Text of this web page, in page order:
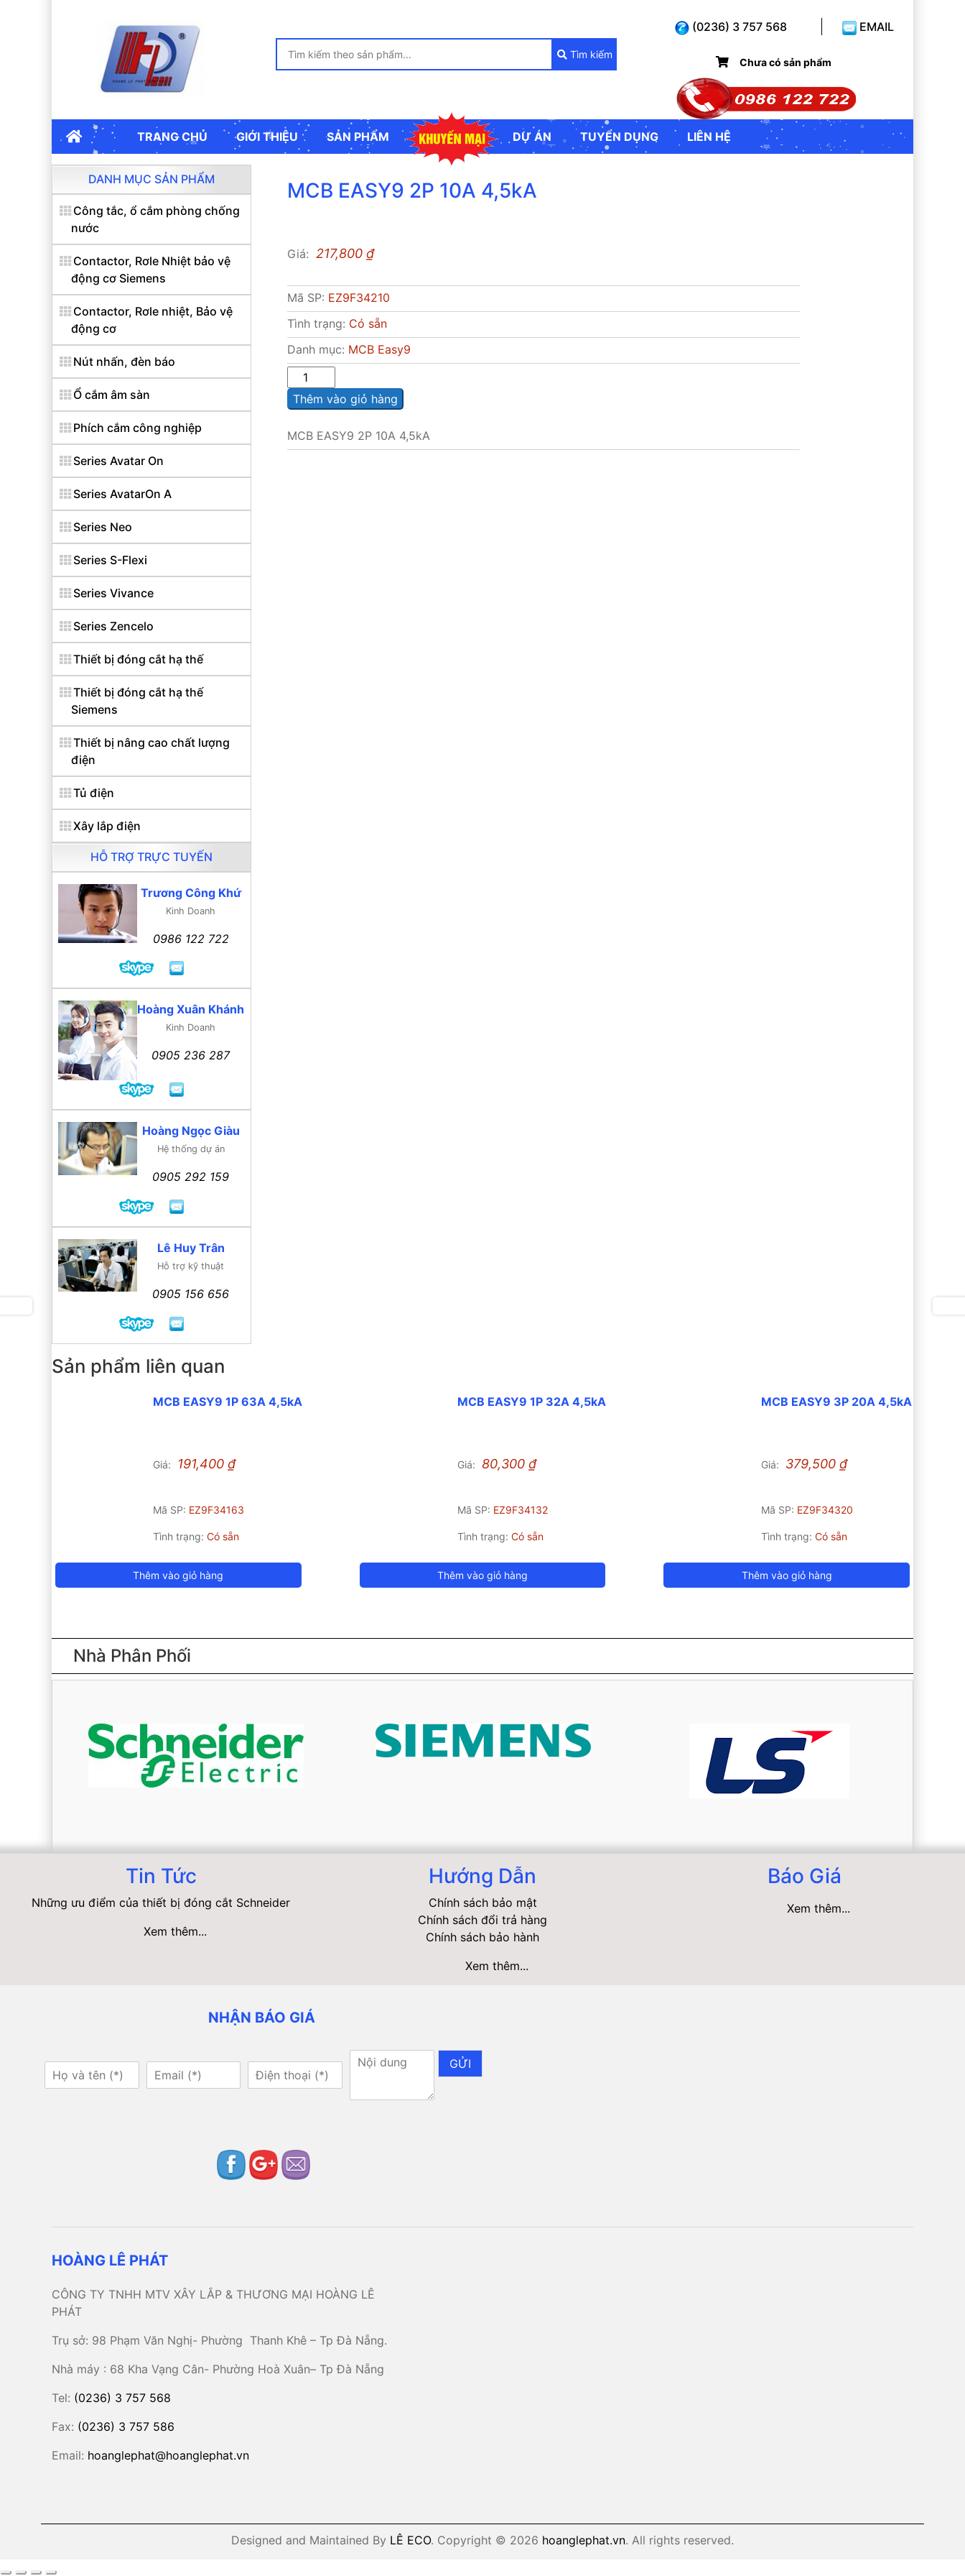
Tìm kiếm
(0236) 3 757 568 EMAIL
Chưa có sản phẩm
TRANG CHỦ GIỚI THIỆU SẢN PHẨM DỰ ÁN TUYỂN DỤNG LIÊN HỆ
DANH MỤC SẢN PHẨM
Công tắc, ổ cắm phòng chống
nước
Contactor, Rơle Nhiệt bảo vệ
động cơ Siemens
Contactor, Rơle nhiệt, Bảo vệ
động cơ
Nút nhấn, đèn báo
Ổ cắm âm sàn
Phích cắm công nghiệp
Series Avatar On
Series AvatarOn A
Series Neo
Series S-Flexi
Series Vivance
Series Zencelo
Thiết bị đóng cắt hạ thế
Thiết bị đóng cắt hạ thế
Siemens
Thiết bị nâng cao chất lượng
điện
Tủ điện
Xây lắp điện
HỖ TRỢ TRỰC TUYẾN
Trương Công Khứ
Kinh Doanh
0986 122 722
Hoàng Xuân Khánh
Kinh Doanh
0905 236 287
Hoàng Ngọc Giàu
Hệ thống dự án
0905 292 159
Lê Huy Trân
Hỗ trợ kỹ thuật
0905 156 656
MCB EASY9 2P 10A 4,5kA
Giá: 217,800 ₫
Mã SP: EZ9F34210
Tình trạng: Có sẵn
Danh mục: MCB Easy9
lượng
Thêm vào giỏ hàng
MCB EASY9 2P 10A 4,5kA
Sản phẩm liên quan
MCB EASY9 1P 63A 4,5kA
Giá: 191,400₫
Mã SP: EZ9F34163
Tình trạng:Có sẵn
Thêm vào giỏ hàng
MCB EASY9 1P 32A 4,5kA
Giá: 80,300 ₫
Mã SP: EZ9F34132
Tình trạng: Có sẵn
Thêm vào giỏ hàng
MCB EASY9 3P 20A 4,5kA
Giá: 379,500₫
Mã SP: EZ9F34320
Tình trạng:Có sẵn
Thêm vào giỏ hàng
Nhà Phân Phối
Tin Tức
Những ưu điểm của thiết bị đóng cắt Schneider
Xem thêm...
Hướng Dẫn
Chính sách bảo mật
Chính sách đổi trả hàng
Chính sách bảo hành
Xem thêm...
Báo Giá
Xem thêm...
NHẬN BÁO GIÁ
GỬI
HOÀNG LÊ PHÁT
CÔNG TY TNHH MTV XÂY LẮP & THƯƠNG MẠI HOÀNG LÊ
PHÁT
Trụ sở: 98 Phạm Văn Nghị- Phường Thanh Khê – Tp Đà Nẵng.
Nhà máy : 68 Kha Vạng Cân- Phường Hoà Xuân– Tp Đà Nẵng
Tel: (0236) 3 757 568
Fax: (0236) 3 757 586
Email: hoanglephat@hoanglephat.vn
Designed and Maintained By LÊ ECO. Copyright © 2026 hoanglephat.vn. All rights reserved.